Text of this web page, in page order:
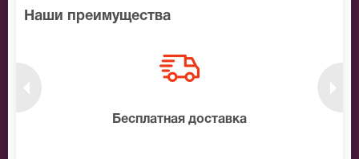
Наши преимущества
Бесплатная доставка